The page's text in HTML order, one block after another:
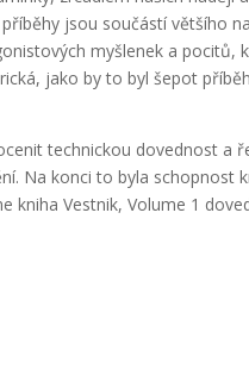
jsou součástí většího
myšlenek a pocitů,
jako by to byl šepot
technickou dovednost a
Na konci to byla schopnost
kniha Vestnik, Volume 1